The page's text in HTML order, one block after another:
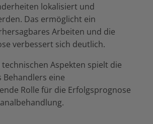
lokalisiert und
Das ermöglicht ein
Arbeiten und die
verbessert sich deutlich.
Aspekten spielt die
Behandlers eine
Rolle für die Erfolgsprognose